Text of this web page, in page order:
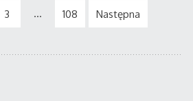
3 ... 108 Następna